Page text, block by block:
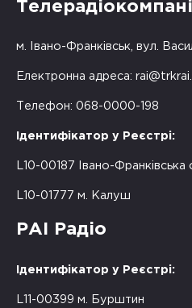
м. Івано-Франківськ, вул.
Електронна адреса:
Телефон: 068-0000-198
Ідентифікатор у Реєстрі:
L10-00187 Івано-Франківська
L10-01777 м. Калуш
РАІ Радіо
Ідентифікатор у Реєстрі:
L11-00399 м. Бурштин